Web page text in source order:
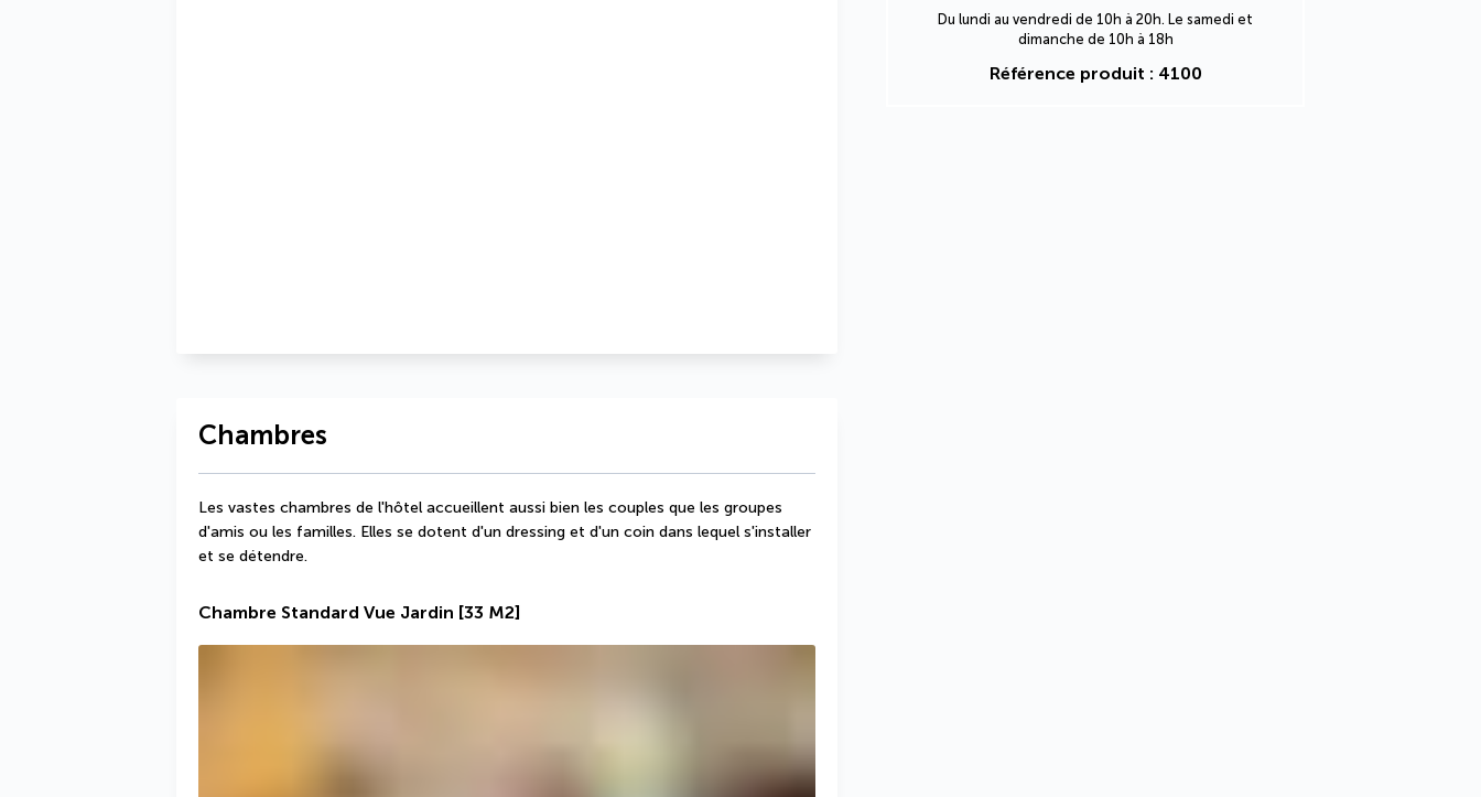
Du lundi au vendredi de 10h à 20h. Le samedi et
dimanche de 10h à 18h
Référence produit : 4100
Chambres
Les vastes chambres de l'hôtel accueillent aussi bien les couples que les groupes
d'amis ou les familles. Elles se dotent d'un dressing et d'un coin dans lequel s'installer
et se détendre.
Chambre Standard Vue Jardin [33 M2]